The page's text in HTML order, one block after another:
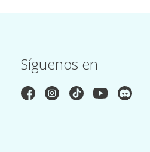
Síguenos en